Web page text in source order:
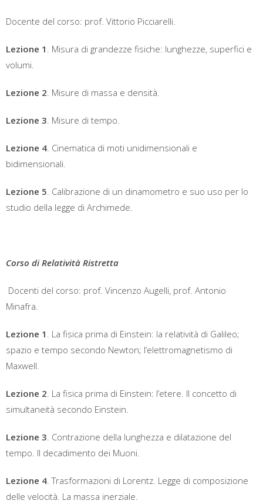
Docente del corso: prof. Vittorio Picciarelli.
Lezione 1 . Misura di grandezze fisiche: lunghezze, superfici e
volumi.
Lezione 2. Misure di massa e densità.
Lezione 3. Misure di tempo.
Lezione 4. Cinematica di moti unidimensionali e
bidimensionali.
Lezione 5. Calibrazione di un dinamometro e suo uso per lo
studio della legge di Archimede.
Corso di Relatività Ristretta
Docenti del corso: prof. Vincenzo Augelli, prof. Antonio
Minafra.
Lezione 1 . La fisica prima di Einstein: la relatività di Galileo;
spazio e tempo secondo Newton; l’elettromagnetismo di
Maxwell.
Lezione 2. La fisica prima di Einstein: l’etere. Il concetto di
simultaneità secondo Einstein.
Lezione 3. Contrazione della lunghezza e dilatazione del
tempo. Il decadimento dei Muoni.
Lezione 4. Trasformazioni di Lorentz. Legge di composizione
delle velocità. La massa inerziale.